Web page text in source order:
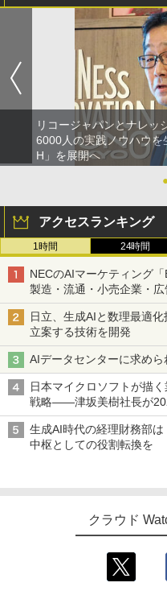
リコージャパンとナレッ
6000人の実践ノウハウ
H」を展開へ
アクセスランキング
1時間 24時間
NECのAIマーケティング
製造・流通・小売企業・
日立、生成AIと数理最適
立案する技術を開発
AIデータセンターに求め
日本マイクロソフトが描
戦略――津坂美樹社長が
生成AI時代の経理財務部
中枢としての役割転換を
クラウド